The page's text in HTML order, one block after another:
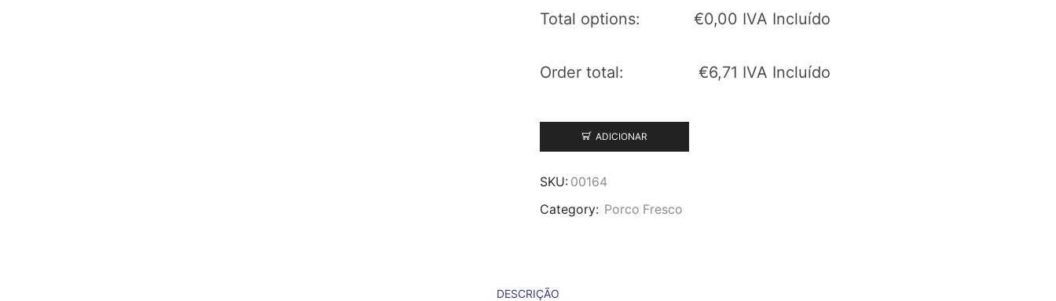
Total options: €0,00 IVA Incluído
Order total: €6,71 IVA Incluído
ADICIONAR
SKU: 00164
Category: Porco Fresco
DESCRIÇÃO